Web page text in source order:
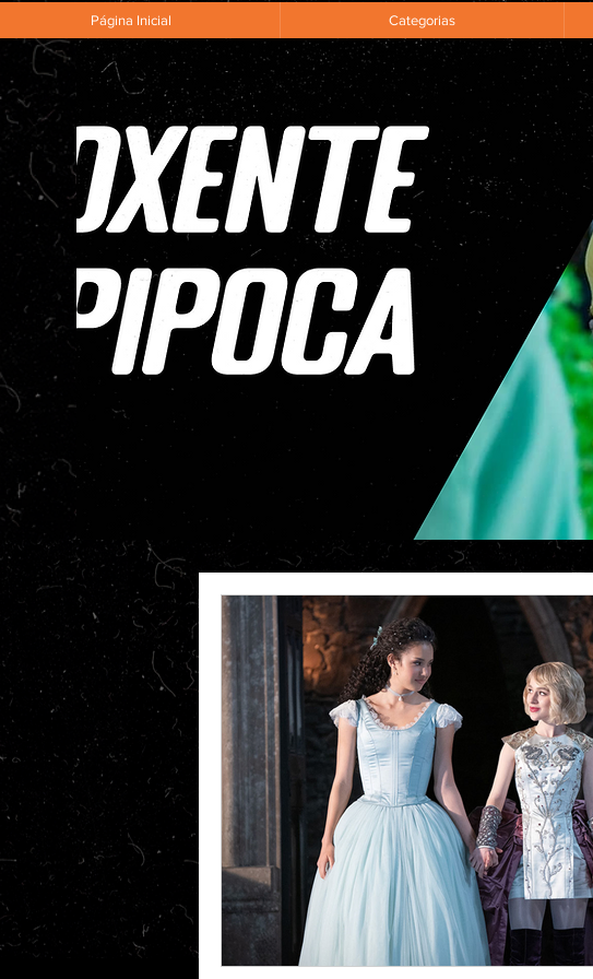
Página Inicial Categorias